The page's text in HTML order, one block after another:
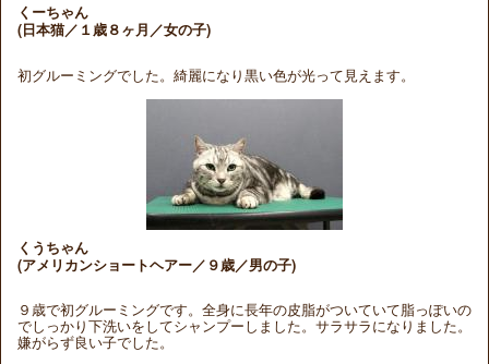
くーちゃん
(日本猫／１歳８ヶ月／女の子)
初グルーミングでした。綺麗になり黒い色が光って見えます。
くうちゃん
(アメリカンショートヘアー／９歳／男の子)
９歳で初グルーミングです。全身に長年の皮脂がついていて脂っぽいの
でしっかり下洗いをしてシャンプーしました。サラサラになりました。
嫌がらず良い子でした。